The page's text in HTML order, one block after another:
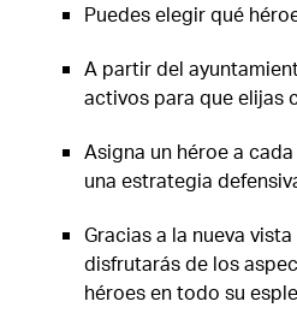
Puedes elegir qué
A partir del
activos para que elijas
Asigna un héroe a
una estrategia
Gracias a la nueva
disfrutarás de los
héroes en todo su